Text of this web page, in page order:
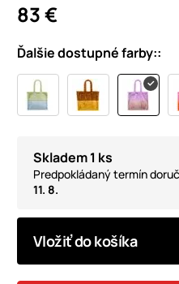
83 €
Ďalšie dostupné farby::
Skladem 1 ks
Predpokládaný termín
11. 8.
Vložiť do košíka